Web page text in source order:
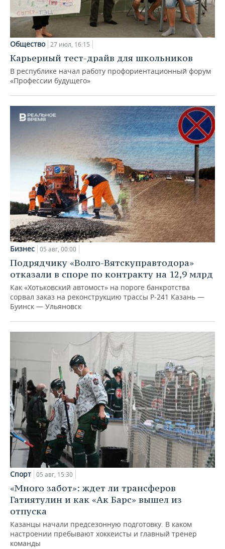
Общество 27 июл, 16:15
Карьерный тест-драйв для школьников
В республике начал работу профориентационный форум
«Профессии будущего»
Бизнес 05 авг, 00:00
Подрядчику «Волго-Вятскуправтодора»
отказали в споре по контракту на 12,9 млрд
Как «Хотьковский автомост» на пороге банкротства
сорвал заказ на реконструкцию трассы Р‑241 Казань —
Буинск — Ульяновск
Спорт 05 авг, 15:30
«Много забот»: ждет ли трансферов
Гатиятулин и как «Ак Барс» вышел из
отпуска
Казанцы начали предсезонную подготовку. В каком
настроении пребывают хоккеисты и главный тренер
команды